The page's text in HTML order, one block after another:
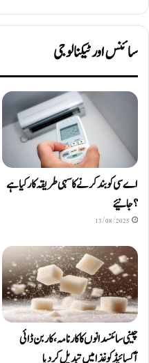
سائنس اور ٹیکنالوجی
اے سی کو بند کرنے کا سہی طریقہ کار کیا ہے
؟ جانیئے
13/08/2025
چینی سائنسدانوں کا کارنامہ، کاربن ڈائی